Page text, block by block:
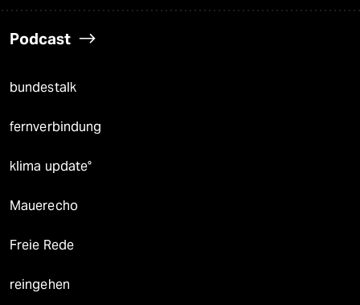
Podcast
bundestalk
fernverbindung
klima update°
Mauerecho
Freie Rede
reingehen